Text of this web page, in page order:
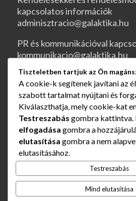
kapcsolatos információk
adminisztracio@galaktika.hu
PR és kommunikációval
kommunikacio@galaktika.hu
JOGI OLDALAK
ÁSZF
Rendelés és szállítás
Adatvédelmi nyilatkozat
Impresszum
Elállás a szerződéstől
Tiszteletben tartjuk az Ön
A cookie-k segítenek javítani az
szabott tartalmat nyújtani és
Kiválaszthatja, mely cookie-kat
Testreszabás gombra kattintva.
elfogadása gombra a
elutasítása gombra a nem
elutasításához.
Testreszabás
Mind elutasítása